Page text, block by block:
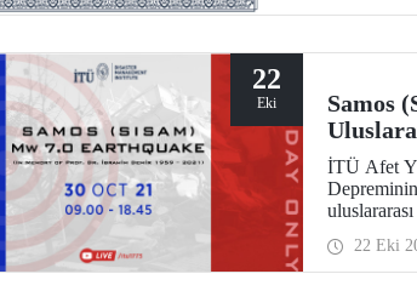
22
Eki
Samos
İTÜ Afet
22 Eki